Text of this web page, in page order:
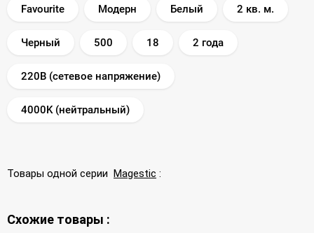
Favourite Модерн Белый 2 кв. м.
Черный 500 18 2 года
220В (сетевое напряжение)
4000K (нейтральный)
Товары одной серии Magestic :
Схожие товары :